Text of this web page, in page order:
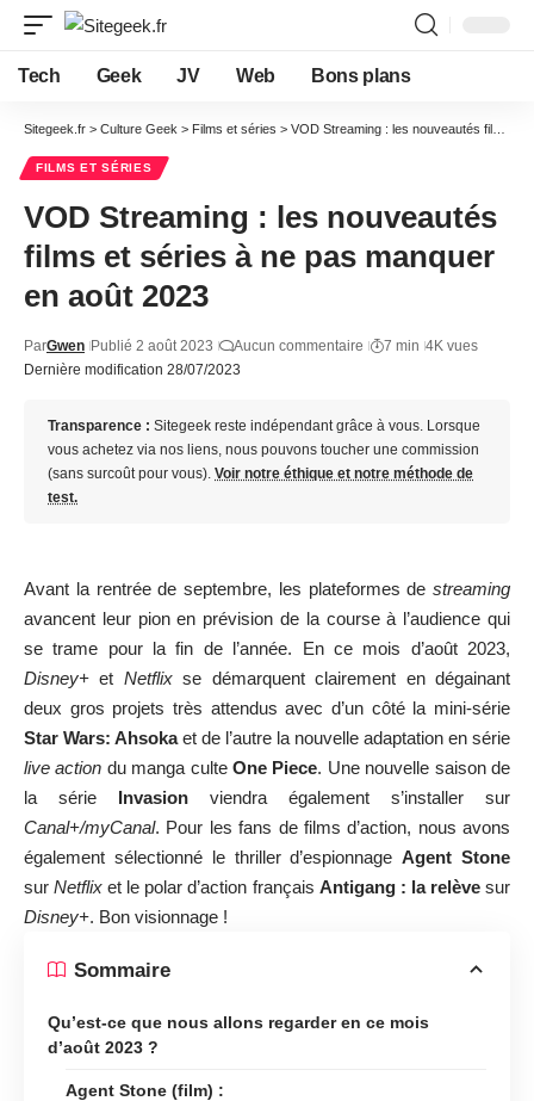
Tech Geek JV Web Bons plans
Sitegeek.fr > Culture Geek > Films et séries > VOD Streaming : les nouveautés films et séries à ne pas manquer en août 2023
FILMS ET SÉRIES
VOD Streaming : les nouveautés
films et séries à ne pas manquer
en août 2023
Dernière modification 28/07/2023
ParGwen Publié 2 août 2023 Aucun commentaire 7 min 4K vues
Transparence : Sitegeek reste indépendant grâce à vous. Lorsque
vous achetez via nos liens, nous pouvons toucher une commission
(sans surcoût pour vous). Voir notre éthique et notre méthode de
test.
Avant la rentrée de septembre, les plateformes de streaming
avancent leur pion en prévision de la course à l’audience qui
se trame pour la fin de l’année. En ce mois d’août 2023,
Disney+ et Netflixse démarquent clairement en dégainant
deux gros projets très attendus avec d’un côté la mini-série
Star Wars: Ahsokaet de l’autre la nouvelle adaptation en série
live action du manga culteOne Piece. Une nouvelle saison de
la série Invasion viendra également s’installer sur
Canal+/myCanal. Pour les fans de films d’action, nous avons
également sélectionné le thriller d’espionnageAgent Stone
surNetflix et le polar d’action français Antigang : la relèvesur
Disney+. Bon visionnage !
Sommaire
Qu’est-ce que nous allons regarder en ce mois
d’août 2023 ?
Agent Stone (film) :